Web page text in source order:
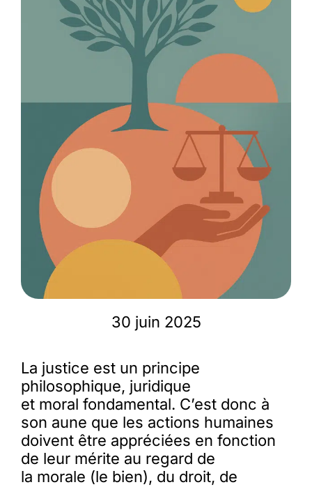
Membres
Nous soutenir
La revue Responsables
30 juin 2025
La justice est un principe
philosophique, juridique
et moral fondamental. C’est donc à
son aune que les actions humaines
doivent être appréciées en fonction
de leur mérite au regard de
la morale (le bien), du droit, de